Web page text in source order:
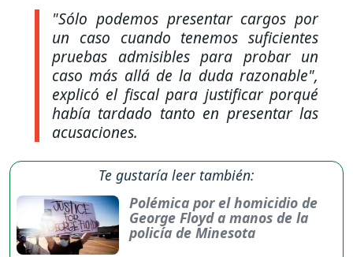
"Sólo podemos presentar cargos por
un caso cuando tenemos suficientes
pruebas admisibles para probar un
caso más allá de la duda razonable",
explicó el fiscal para justificar porqué
había tardado tanto en presentar las
acusaciones.
Te gustaría leer también:
Polémica por el homicidio de
George Floyd a manos de la
policía de Minesota